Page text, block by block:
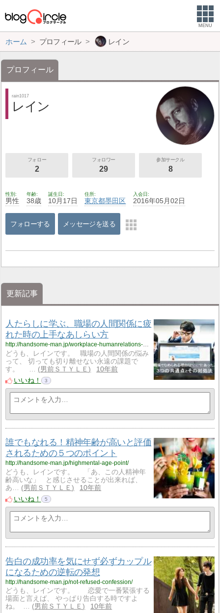
MENU
ホーム プロフィール レイン
プロフィール
rain1017
レイン
フォロー
2
フォロワー
29
参加サークル
8
性別
男性
年齢
38歳
誕生日
10月17日
住所
東京都墨田区
入会日
2016年05月02日
フォローする メッセージを送る
更新記事
人たらしに学ぶ、職場の人間関係に疲
れた時の上手なあしらい方
http://handsome-man.jp/workplace-humanrelations-method/
どうも、レインです。 職場の人間関係の悩み
って、 切っても切り離せない永遠の課題で
す。 …
男前ＳＴＹＬＥ
10年前
いいね！
3
誰でもなれる！精神年齢が高いと評価
されるための５つのポイント
http://handsome-man.jp/highmental-age-point/
どうも、レインです。 「あ、この人精神年
齢高いな」 と感じさせることが出来れば、
あ…
男前ＳＴＹＬＥ
10年前
いいね！
5
告白の成功率を気にせず必ずカップル
になるための逆転の発想
http://handsome-man.jp/not-refused-confession/
どうも、レインです。 恋愛で一番緊張する
場面と言えば、 やっぱり告白する時ですよ
ね。 …
男前ＳＴＹＬＥ
10年前